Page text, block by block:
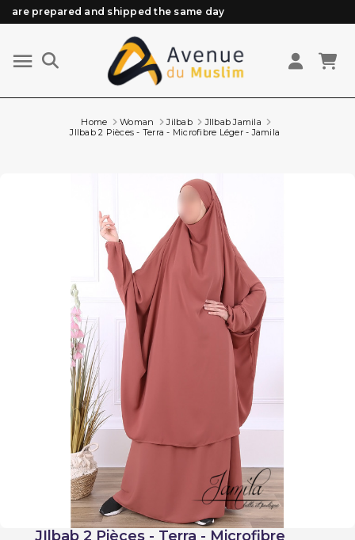
Need help? Check out our FAQ
Free delivery from 89€ purchase*
Orders placed before 3 PM (Mon to Fri)
are prepared and shipped the same day
Home Woman Jilbab
JIlbab Jamila
JIlbab 2 Pièces - Terra - Microfibre Léger - Jamila
JIlbab 2 Pièces - Terra - Microfibre